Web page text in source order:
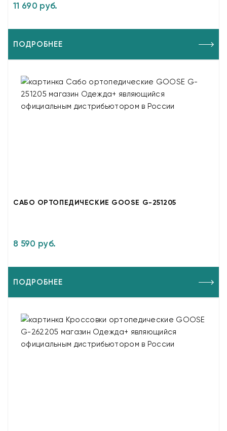
11 690 руб.
ПОДРОБНЕЕ
САБО ОРТОПЕДИЧЕСКИЕ GOOSE G-251205
8 590 руб.
ПОДРОБНЕЕ